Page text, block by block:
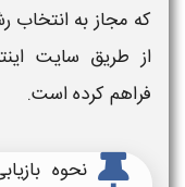
که مجاز به انتخاب
فراهم کرده است.
نحوه